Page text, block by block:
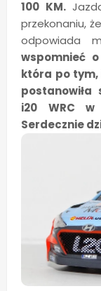
100 KM.
przekonaniu,
odpowiada
wspomnieć
która po tym,
i20 WRC
Serdecznie